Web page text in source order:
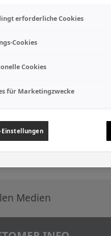
Medien
erforderliche Cookies
Cookies
Cookies
für Marketingzwecke
Einstellungen